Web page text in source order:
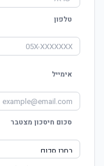
טלפון
אימייל
סכום חיסכון מצטבר